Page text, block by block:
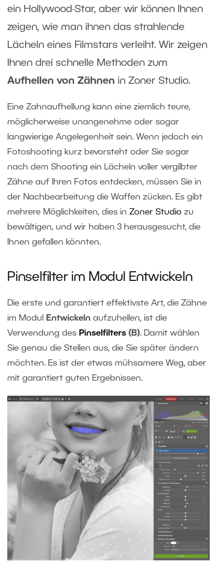
ein Hollywood-Star, aber wir können Ihnen
zeigen, wie man ihnen das strahlende
Lächeln eines Filmstars verleiht. Wir zeigen
Ihnen drei schnelle Methoden zum
Aufhellen von Zähnen in Zoner Studio.
Eine Zahnaufhellung kann eine ziemlich teure,
möglicherweise unangenehme oder sogar
langwierige Angelegenheit sein. Wenn jedoch ein
Fotoshooting kurz bevorsteht oder Sie sogar
nach dem Shooting ein Lächeln voller vergilbter
Zähne auf Ihren Fotos entdecken, müssen Sie in
der Nachbearbeitung die Waffen zücken. Es gibt
mehrere Möglichkeiten, dies in Zoner Studio zu
bewältigen, und wir haben 3 herausgesucht, die
Ihnen gefallen könnten.
Pinselfilter im Modul Entwickeln
Die erste und garantiert effektivste Art, die Zähne
im Modul
Entwickeln aufzuhellen, ist die
Verwendung des Pinselfilters (B). Damit wählen
Sie genau die Stellen aus, die Sie später ändern
möchten. Es ist der etwas mühsamere Weg, aber
mit garantiert guten Ergebnissen.